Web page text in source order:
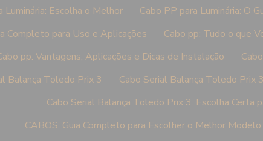
Luminária: Escolha o Melhor
Cabo PP para Luminária: O
Completo para Uso e Aplicações
Cabo pp: Tudo o que
pp: Vantagens, Aplicações e Dicas de Instalação
Balança Toledo Prix 3
Cabo Serial Balança Toledo Prix
Cabo Serial Balança Toledo Prix 3: Escolha Certa
CABOS: Guia Completo para Escolher o Melhor